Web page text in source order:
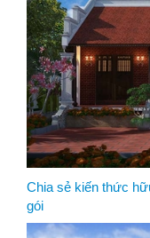
Chia sẻ kiến thức
gói